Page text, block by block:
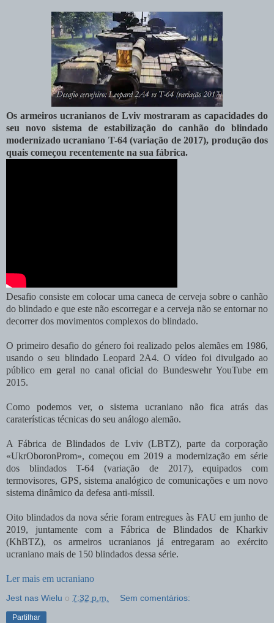
Os armeiros ucranianos de Lviv mostraram as capacidades do
seu novo sistema de estabilização do canhão do blindado
modernizado ucraniano T-64 (variação de 2017), produção dos
quais começou recentemente na sua fábrica.
Desafio consiste em colocar uma caneca de cerveja sobre o canhão
do blindado e que este não escorregar e a cerveja não se entornar no
decorrer dos movimentos complexos do blindado.
O primeiro desafio do género foi realizado pelos alemães em 1986,
usando o seu blindado Leopard 2A4. O vídeo foi divulgado ao
público em geral no canal oficial do Bundeswehr YouTube em
2015.
Como podemos ver, o sistema ucraniano não fica atrás das
caraterísticas técnicas do seu análogo alemão.
A Fábrica de Blindados de Lviv (LBTZ), parte da corporação
«UkrOboronProm», começou em 2019 a modernização em série
dos blindados T-64 (variação de 2017), equipados com
termovisores, GPS, sistema analógico de comunicações e um novo
sistema dinâmico da defesa anti-míssil.
Oito blindados da nova série foram entregues às FAU em junho de
2019, juntamente com a Fábrica de Blindados de Kharkiv
(KhBTZ), os armeiros ucranianos já entregaram ao exército
ucraniano mais de 150 blindados dessa série.
Ler mais em ucraniano
Jest nas Wielu о 7:32 p.m. Sem comentários:
Partilhar